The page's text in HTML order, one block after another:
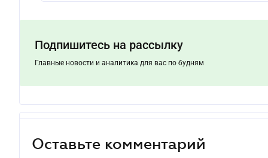
Подпишитесь на рассылку
Главные новости и аналитика для вас по будням
Оставьте комментарий